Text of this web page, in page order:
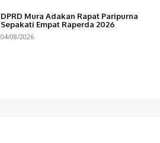
DPRD Mura Adakan Rapat Paripurna
Sepakati Empat Raperda 2026
04/08/2026